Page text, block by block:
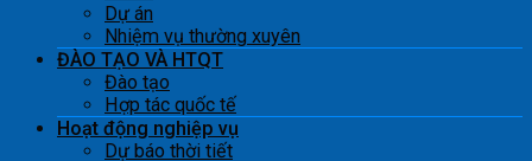
Dự án
Nhiệm vụ thường xuyên
ĐÀO TẠO VÀ HTQT
Đào tạo
Hợp tác quốc tế
Hoạt động nghiệp vụ
Dự báo thời tiết